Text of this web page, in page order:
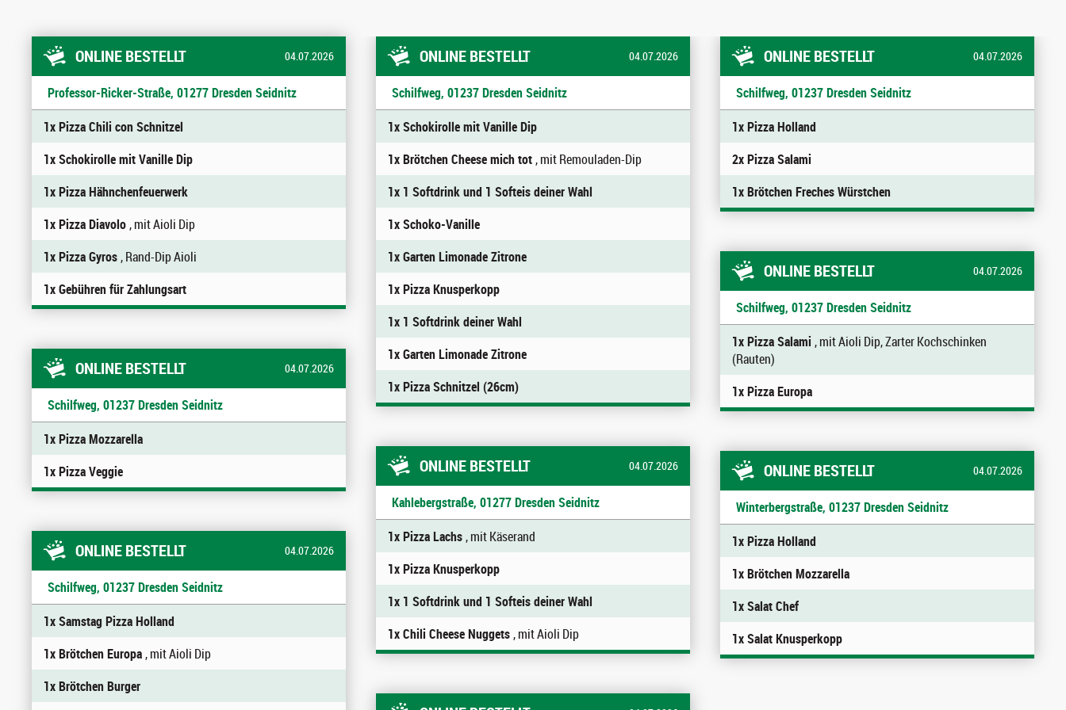
ONLINE BESTELLT 04.07.2026
Professor-Ricker-Straße, 01277 Dresden Seidnitz
1x Pizza Chili con Schnitzel
1x Schokirolle mit Vanille Dip
1x Pizza Hähnchenfeuerwerk
1x Pizza Diavolo, mit Aioli Dip
1x Pizza Gyros, Rand-Dip Aioli
1x Gebühren für Zahlungsart
ONLINE BESTELLT 04.07.2026
Schilfweg, 01237 Dresden Seidnitz
1x Pizza Mozzarella
1x Pizza Veggie
ONLINE BESTELLT 04.07.2026
Schilfweg, 01237 Dresden Seidnitz
1x Samstag Pizza Holland
1x Brötchen Europa, mit Aioli Dip
1x Brötchen Burger
ONLINE BESTELLT 04.07.2026
Schilfweg, 01237 Dresden Seidnitz
1x Schokirolle mit Vanille Dip
1x Brötchen Cheese mich tot, mit Remouladen-Dip
1x 1 Softdrink und 1 Softeis deiner Wahl
1x Schoko-Vanille
1x Garten Limonade Zitrone
1x Pizza Knusperkopp
1x 1 Softdrink deiner Wahl
1x Garten Limonade Zitrone
1x Pizza Schnitzel (26cm)
ONLINE BESTELLT 04.07.2026
Kahlebergstraße, 01277 Dresden Seidnitz
1x Pizza Lachs, mit Käserand
1x Pizza Knusperkopp
1x 1 Softdrink und 1 Softeis deiner Wahl
1x Chili Cheese Nuggets, mit Aioli Dip
ONLINE BESTELLT 04.07.2026
Schilfweg, 01237 Dresden Seidnitz
1x Pizza Holland
2x Pizza Salami
1x Brötchen Freches Würstchen
ONLINE BESTELLT 04.07.2026
Schilfweg, 01237 Dresden Seidnitz
1x Pizza Salami , mit Aioli Dip, Zarter Kochschinken
(Rauten)
1x Pizza Europa
ONLINE BESTELLT 04.07.2026
Winterbergstraße, 01237 Dresden Seidnitz
1x Pizza Holland
1x Brötchen Mozzarella
1x Salat Chef
1x Salat Knusperkopp